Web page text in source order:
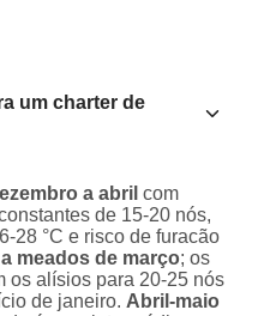
um charter de
a abril com
de 15-20 nós,
28 °C e risco de furacão
meados de março; os
os alísios para 20-25 nós
de janeiro. Abril-maio